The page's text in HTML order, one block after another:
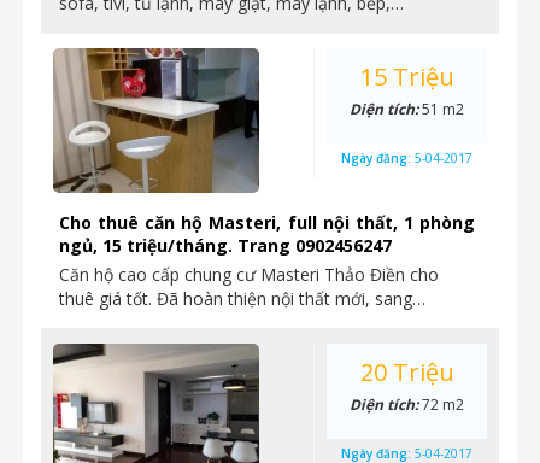
Cho thuê căn hộ Masteri, full nội thất, 1 phòng
ngủ, 15 triệu/tháng. Trang 0902456247
Căn hộ cao cấp chung cư Masteri Thảo Điền cho
thuê giá tốt. Đã hoàn thiện nội thất mới, sang…
15 Triệu
Diện tích:51 m2
Ngày đăng: 5-04-2017
20 Triệu
Diện tích:72 m2
Ngày đăng: 5-04-2017